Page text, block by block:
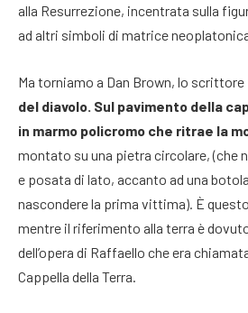
alla Resurrezione, incentrata sulla
ad altri simboli di matrice
Ma torniamo a Dan Brown, lo
del diavolo. Sul pavimento della
in marmo policromo che ritrae la
montato su una pietra circolare, (che
e posata di lato, accanto ad una
nascondere la prima vittima). È
mentre il riferimento alla terra è
dell’opera di Raffaello che era
Cappella della Terra.